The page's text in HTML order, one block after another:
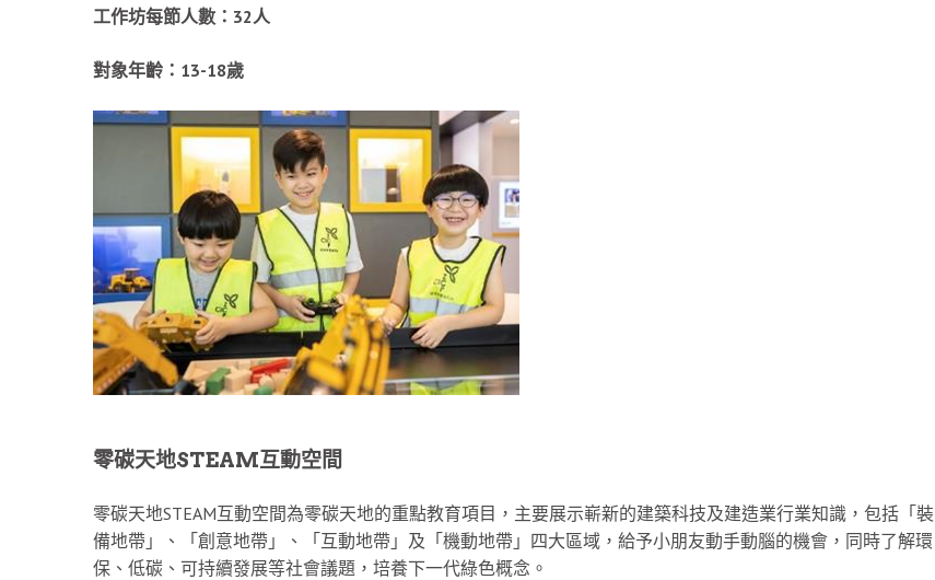
工作坊每節人數： 32 人
對象年齡： 13-18歲
零碳天地STEAM互動空間
零碳天地STEAM互動空間為零碳天地的重點教育項目，主要展示嶄新的建築科技及建造業行業知識，包括「裝
備地帶」、「創意地帶」、「互動地帶」及「機動地帶」四大區域，給予小朋友動手動腦的機會，同時了解環
保、低碳、可持續發展等社會議題，培養下一代綠色概念。